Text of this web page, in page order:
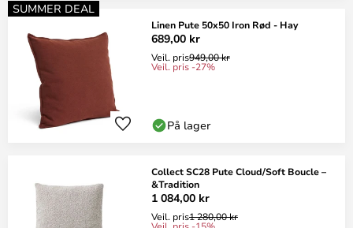
SUMMER DEAL
Linen Pute 50x50 Iron Rød - Hay
689,00 kr
Veil. pris949,00 kr
Veil. pris -27%
På lager
Collect SC28 Pute Cloud/Soft Boucle –
&Tradition
1 084,00 kr
Veil. pris1 280,00 kr